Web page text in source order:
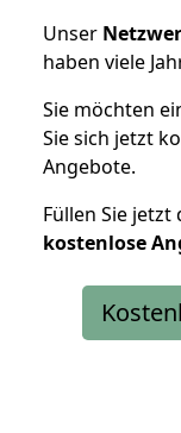
Unser
haben viele
Sie möchten
Sie sich jetzt
Angebote.
Füllen Sie
kostenlose